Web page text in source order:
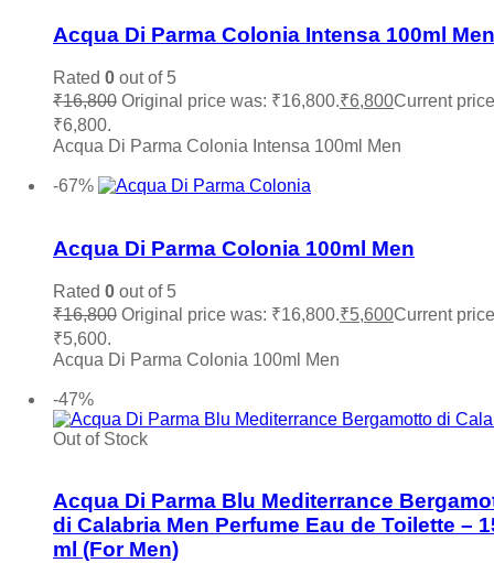
Acqua Di Parma Colonia Intensa 100ml Men
Rated 0 out of 5
₹16,800 Original price was: ₹16,800.₹6,800Current
₹6,800.
Acqua Di Parma Colonia Intensa 100ml Men
-67%
Acqua Di Parma Colonia 100ml Men
Rated 0 out of 5
₹16,800 Original price was: ₹16,800.₹5,600Current
₹5,600.
Acqua Di Parma Colonia 100ml Men
-47%
Out of Stock
Acqua Di Parma Blu Mediterrance
di Calabria Men Perfume Eau de Toilette –
ml (For Men)